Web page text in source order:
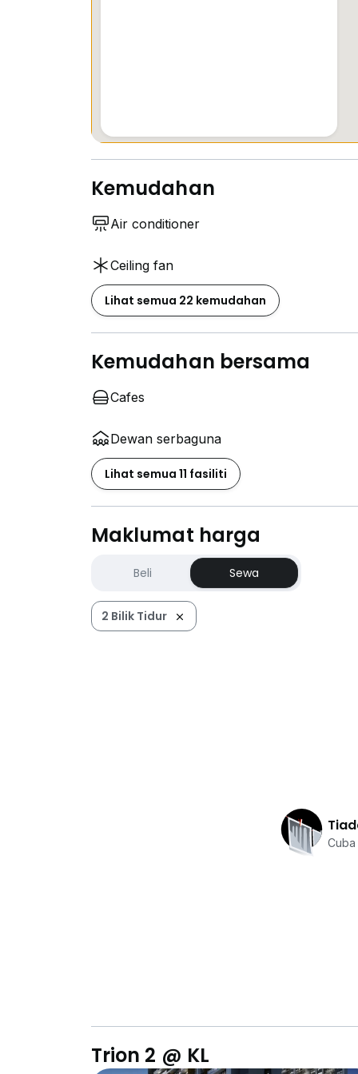
Kemudahan
Air conditioner
Ceiling fan
Lihat semua 22 kemudahan
Kemudahan bersama
Cafes
Dewan serbaguna
Lihat semua 11 fasiliti
Maklumat harga
Beli Sewa
2 Bilik Tidur
Trion 2 @ KL